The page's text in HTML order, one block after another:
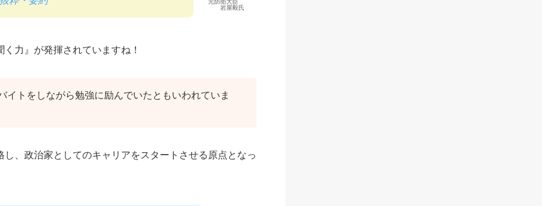
元防衛大臣
岩屋毅氏
力』が発揮されていますね！
イトをしながら勉強に励んでいたともいわれていま
、政治家としてのキャリアをスタートさせる原点となっ